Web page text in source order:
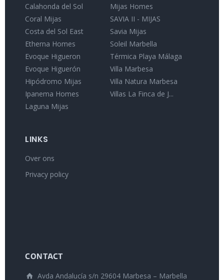
Calahonda del Sol
Coral Mijas
Costa del Sol East
Etherna Homes
Evoque Higueron
Evoque Higuerón
Hipódromo Mijas
Ipanema Homes
Laguna Mijas
Mijas Homes
SAVIA II - MIJAS
Savia Mijas
Soleil Marbella
Térmica Playa Málaga
Villa Marbesa
Villa Natura Marbesa
Villas La Finca de J...
LINKS
Over ons
Privacy policy
CONTACT
Avda Andalucía s/n 29604 Marbesa – Marbella